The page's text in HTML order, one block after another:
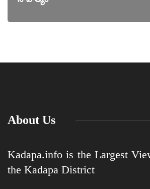
About Us
Kadapa.info is the Largest
the Kadapa District